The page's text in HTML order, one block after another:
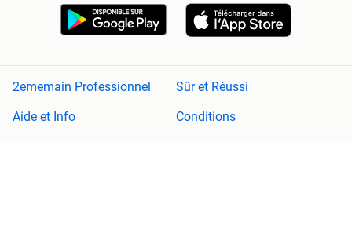
2ememain Professionnel
Sûr et Réussi
Aide et Info
Conditions